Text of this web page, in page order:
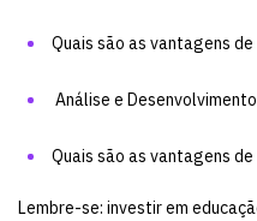
Quais são as vantagens
Análise e
Quais são as vantagens
Lembre-se: investir em